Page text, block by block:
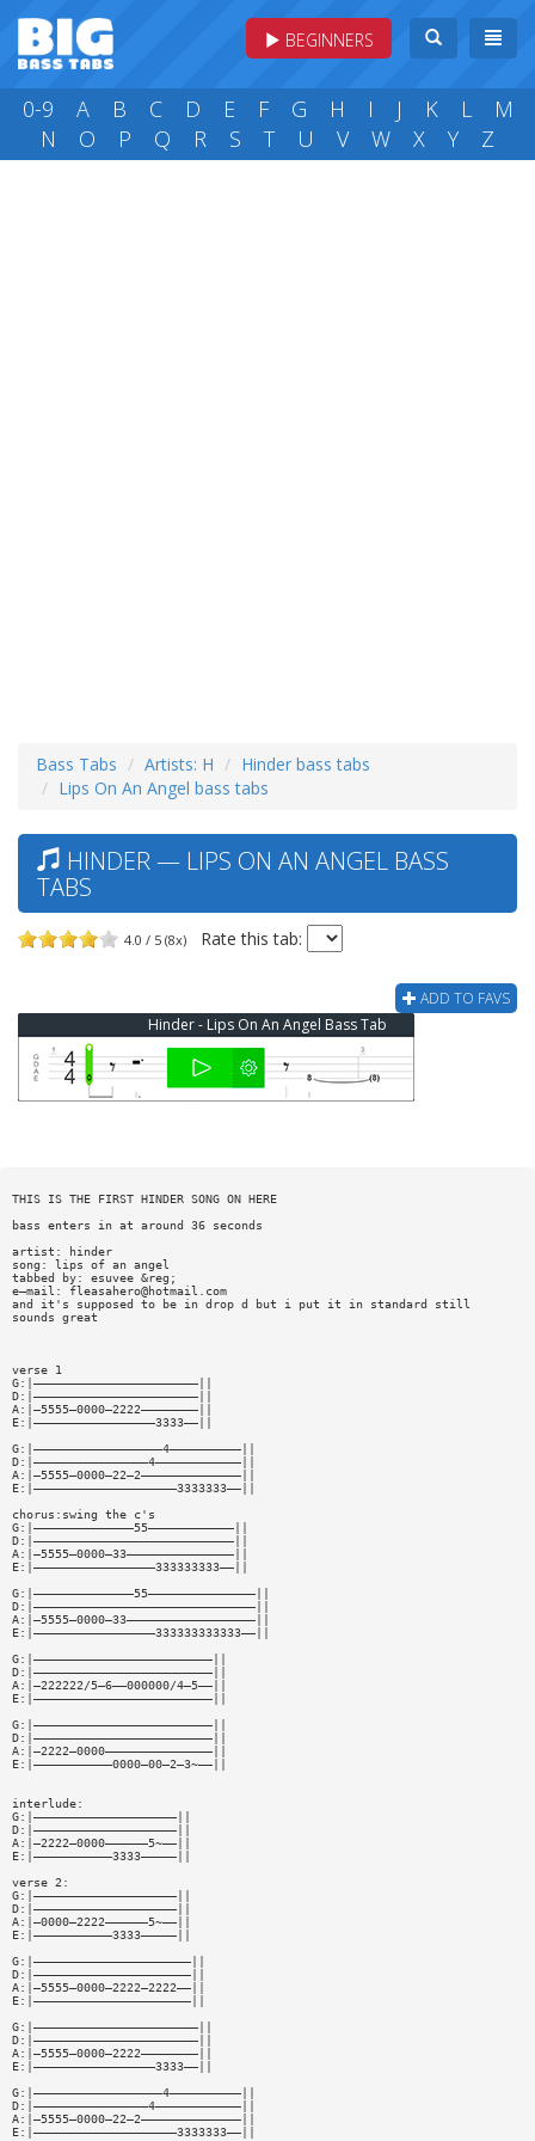
BEGINNERS
0-9 A B C D E F G H I J K L
M
N
O P Q R S T U V W X Y Z
Bass Tabs Artists: H
Hinder bass tabs
Lips On An Angel bass tabs
HINDER — LIPS ON AN ANGEL BASS
TABS
4.0 / 5 (8x) Rate this tab:
ADD TO FAVS
Hinder - Lips On An Angel Bass Tab
THIS IS THE FIRST HINDER SONG ON HERE
bass enters in at around 36 seconds
artist: hinder
song: lips of an angel
tabbed by: esuvee &reg;
e—mail:
fleasahero@hotmail.com
and it's supposed to be in drop d but i put it in standard still
sounds great
verse 1
G:|———————————————————————||
D:|———————————————————————||
A:|—5555—0000—2222————————||
E:|—————————————————3333——||
G:|——————————————————4——————————||
D:|————————————————4————————————||
A:|—5555—0000—22—2——————————————||
E:|————————————————————3333333——||
chorus:swing the c's
G:|——————————————55————————————||
D:|————————————————————————————||
A:|—5555—0000—33———————————————||
E:|—————————————————333333333——||
G:|——————————————55———————————————||
D:|———————————————————————————————||
A:|—5555—0000—33——————————————————||
E:|—————————————————333333333333——||
G:|—————————————————————————||
D:|—————————————————————————||
A:|—222222/5—6——000000/4—5——||
E:|—————————————————————————||
G:|—————————————————————————||
D:|—————————————————————————||
A:|—2222—0000———————————————||
E:|———————————0000—00—2—3~——||
interlude:
G:|————————————————————||
D:|————————————————————||
A:|—2222—0000——————5~——||
E:|———————————3333—————||
verse 2:
G:|————————————————————||
D:|————————————————————||
A:|—0000—2222——————5~——||
E:|———————————3333—————||
G:|——————————————————————||
D:|——————————————————————||
A:|—5555—0000—2222—2222——||
E:|——————————————————————||
G:|———————————————————————||
D:|———————————————————————||
A:|—5555—0000—2222————————||
E:|—————————————————3333——||
G:|——————————————————4——————————||
D:|————————————————4————————————||
A:|—5555—0000—22—2——————————————||
E:|————————————————————3333333——||